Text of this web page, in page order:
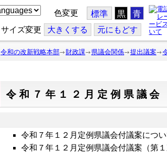
色変更 標準 黒 青
サイズ変更 大きくする 元にもどす
令和の改新戦略本部 財政課 県議会関係 提出議案
令和７年１２月定例県議会
令和７年１２月定例県議会付議案につ
令和７年１２月定例県議会付議案（第